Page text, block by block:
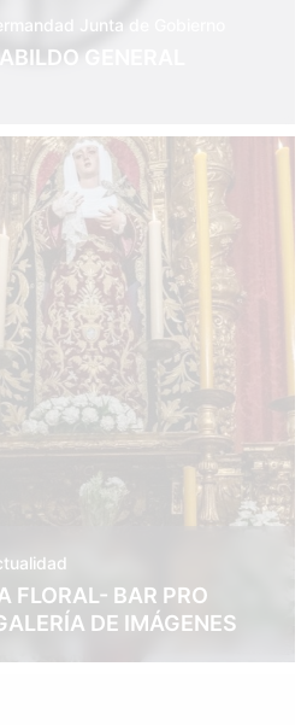
Junta de Gobierno
GENERAL
FLORAL- BAR PRO
DE IMÁGENES